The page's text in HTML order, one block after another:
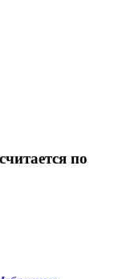
по